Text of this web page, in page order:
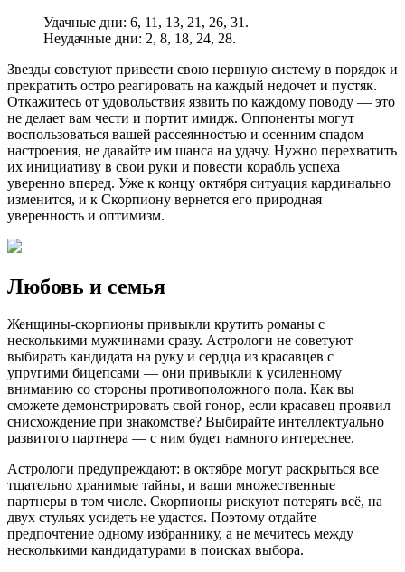
Удачные дни: 6, 11, 13, 21, 26, 31.
Неудачные дни: 2, 8, 18, 24, 28.
Звезды советуют привести свою нервную систему в порядок и
прекратить остро реагировать на каждый недочет и пустяк.
Откажитесь от удовольствия язвить по каждому поводу — это
не делает вам чести и портит имидж. Оппоненты могут
воспользоваться вашей рассеянностью и осенним спадом
настроения, не давайте им шанса на удачу. Нужно перехватить
их инициативу в свои руки и повести корабль успеха
уверенно вперед. Уже к концу октября ситуация кардинально
изменится, и к Скорпиону вернется его природная
уверенность и оптимизм.
Любовь и семья
Женщины-скорпионы привыкли крутить романы с
несколькими мужчинами сразу. Астрологи не советуют
выбирать кандидата на руку и сердца из красавцев с
упругими бицепсами — они привыкли к усиленному
вниманию со стороны противоположного пола. Как вы
сможете демонстрировать свой гонор, если красавец проявил
снисхождение при знакомстве? Выбирайте интеллектуально
развитого партнера — с ним будет намного интереснее.
Астрологи предупреждают: в октябре могут раскрыться все
тщательно хранимые тайны, и ваши множественные
партнеры в том числе. Скорпионы рискуют потерять всё, на
двух стульях усидеть не удастся. Поэтому отдайте
предпочтение одному избраннику, а не мечитесь между
несколькими кандидатурами в поисках выбора.